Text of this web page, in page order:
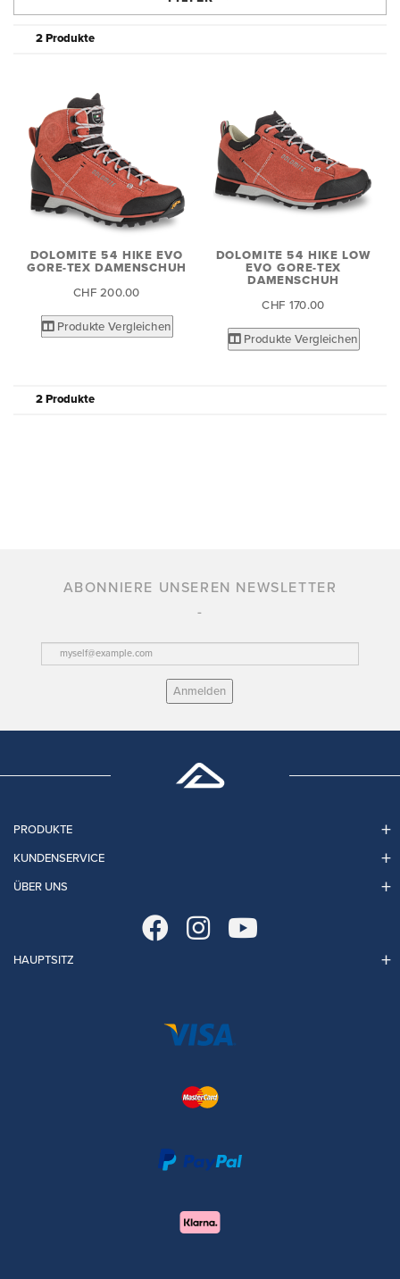
2 Produkte
DOLOMITE 54 HIKE EVO
GORE-TEX DAMENSCHUH
CHF 200.00
Produkte Vergleichen
DOLOMITE 54 HIKE LOW
EVO GORE-TEX
DAMENSCHUH
CHF 170.00
Produkte Vergleichen
2 Produkte
ABONNIERE UNSEREN NEWSLETTER
Anmelden
PRODUKTE
KUNDENSERVICE
ÜBER UNS
HAUPTSITZ